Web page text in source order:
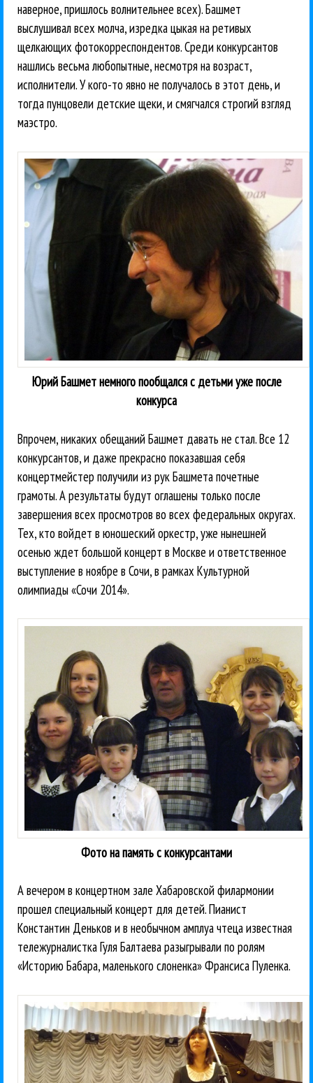
наверное, пришлось волнительнее всех). Башмет
выслушивал всех молча, изредка цыкая на ретивых
щелкающих фотокорреспондентов. Среди конкурсантов
нашлись весьма любопытные, несмотря на возраст,
исполнители. У кого-то явно не получалось в этот день, и
тогда пунцовели детские щеки, и смягчался строгий взгляд
маэстро.
Юрий Башмет немного пообщался с детьми уже после
конкурса
Впрочем, никаких обещаний Башмет давать не стал. Все 12
конкурсантов, и даже прекрасно показавшая себя
концертмейстер получили из рук Башмета почетные
грамоты. А результаты будут оглашены только после
завершения всех просмотров во всех федеральных округах.
Тех, кто войдет в юношеский оркестр, уже нынешней
осенью ждет большой концерт в Москве и ответственное
выступление в ноябре в Сочи, в рамках Культурной
олимпиады «Сочи 2014».
Фото на память с конкурсантами
А вечером в концертном зале Хабаровской филармонии
прошел специальный концерт для детей. Пианист
Константин Деньков и в необычном амплуа чтеца известная
тележурналистка Гуля Балтаева разыгрывали по ролям
«Историю Бабара, маленького слоненка» Франсиса Пуленка.